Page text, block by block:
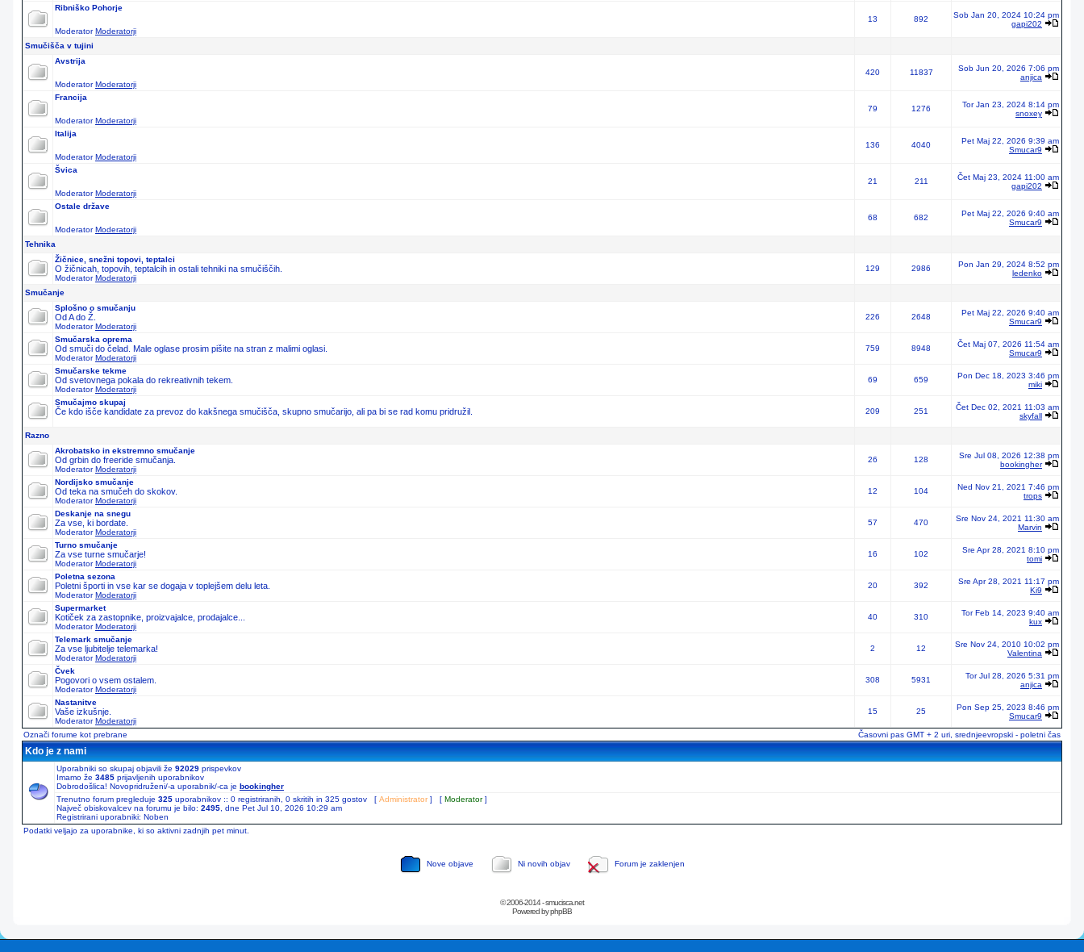
Ribniško Pohorje
ModeratorModeratorji
13 892
Sob Jan 20, 2024 10:24 pm
gapi202
Smučišča v tujini
Avstrija
ModeratorModeratorji
420 11837
Sob Jun 20, 2026 7:06 pm
anjica
Francija
ModeratorModeratorji
79 1276
Tor Jan 23, 2024 8:14 pm
snoxey
Italija
ModeratorModeratorji
136 4040
Pet Maj 22, 2026 9:39 am
Smucar9
Švica
ModeratorModeratorji
21 211
Čet Maj 23, 2024 11:00 am
gapi202
Ostale države
ModeratorModeratorji
68 682
Pet Maj 22, 2026 9:40 am
Smucar9
Tehnika
Žičnice, snežni topovi, teptalci
O žičnicah, topovih, teptalcih in ostali tehniki na smučiščih.
ModeratorModeratorji
129 2986
Pon Jan 29, 2024 8:52 pm
ledenko
Smučanje
Splošno o smučanju
Od A do Ž.
ModeratorModeratorji
226 2648
Pet Maj 22, 2026 9:40 am
Smucar9
Smučarska oprema
Od smuči do čelad. Male oglase prosim pišite na stran z malimi oglasi.
ModeratorModeratorji
759 8948
Čet Maj 07, 2026 11:54 am
Smucar9
Smučarske tekme
Od svetovnega pokala do rekreativnih tekem.
ModeratorModeratorji
69 659
Pon Dec 18, 2023 3:46 pm
miki
Smučajmo skupaj
Če kdo išče kandidate za prevoz do kakšnega smučišča, skupno smučarijo, ali pa bi se rad komu pridružil. 209 251
Čet Dec 02, 2021 11:03 am
skyfall
Razno
Akrobatsko in ekstremno smučanje
Od grbin do freeride smučanja.
ModeratorModeratorji
26 128
Sre Jul 08, 2026 12:38 pm
bookingher
Nordijsko smučanje
Od teka na smučeh do skokov.
ModeratorModeratorji
12 104
Ned Nov 21, 2021 7:46 pm
trops
Deskanje na snegu
Za vse, ki bordate.
ModeratorModeratorji
57 470
Sre Nov 24, 2021 11:30 am
Marvin
Turno smučanje
Za vse turne smučarje!
ModeratorModeratorji
16 102
Sre Apr 28, 2021 8:10 pm
tomi
Poletna sezona
Poletni športi in vse kar se dogaja v toplejšem delu leta.
ModeratorModeratorji
20 392
Sre Apr 28, 2021 11:17 pm
Ki9
Supermarket
Kotiček za zastopnike, proizvajalce, prodajalce...
ModeratorModeratorji
40 310
Tor Feb 14, 2023 9:40 am
kux
Telemark smučanje
Za vse ljubitelje telemarka!
ModeratorModeratorji
2 12
Sre Nov 24, 2010 10:02 pm
Valentina
Čvek
Pogovori o vsem ostalem.
ModeratorModeratorji
308 5931
Tor Jul 28, 2026 5:31 pm
anjica
Nastanitve
Vaše izkušnje.
ModeratorModeratorji
15 25
Pon Sep 25, 2023 8:46 pm
Smucar9
Označi forume kot prebrane Časovni pas GMT + 2 uri, srednjeevropski - poletni čas
Kdo je z nami
Uporabniki so skupaj objavili že 92029 prispevkov
Imamo že 3485 prijavljenih uporabnikov
Dobrodošlica! Novopridruženi/-a uporabnik/-ca je bookingher
Trenutno forum pregleduje 325 uporabnikov :: 0 registriranih, 0 skritih in 325 gostov [ Administrator] [ Moderator]
Največ obiskovalcev na forumu je bilo: 2495 , dne Pet Jul 10, 2026 10:29 am
Registrirani uporabniki: Noben
Podatki veljajo za uporabnike, ki so aktivni zadnjih pet minut.
Nove objave Ni novih objav Forum je zaklenjen
© 2006-2014 - smucisca.net
Powered by phpBB